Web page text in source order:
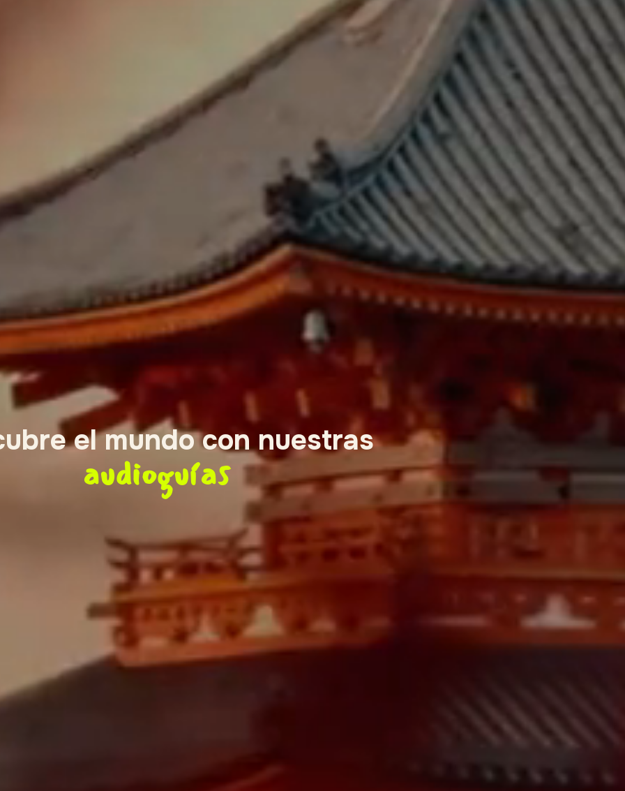
el mundo con nuestras
audioguías